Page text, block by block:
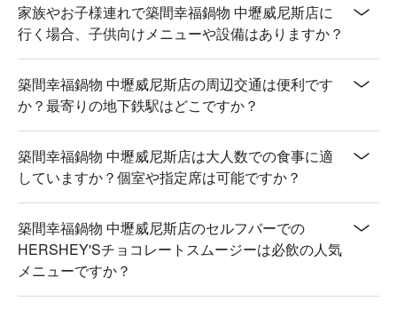
家族やお子様連れで築間幸福鍋物 中壢威尼斯店に
行く場合、子供向けメニューや設備はありますか？
築間幸福鍋物 中壢威尼斯店の周辺交通は便利です
か？最寄りの地下鉄駅はどこですか？
築間幸福鍋物 中壢威尼斯店は大人数での食事に適
していますか？個室や指定席は可能ですか？
築間幸福鍋物 中壢威尼斯店のセルフバーでの
HERSHEY'Sチョコレートスムージーは必飲の人気
メニューですか？